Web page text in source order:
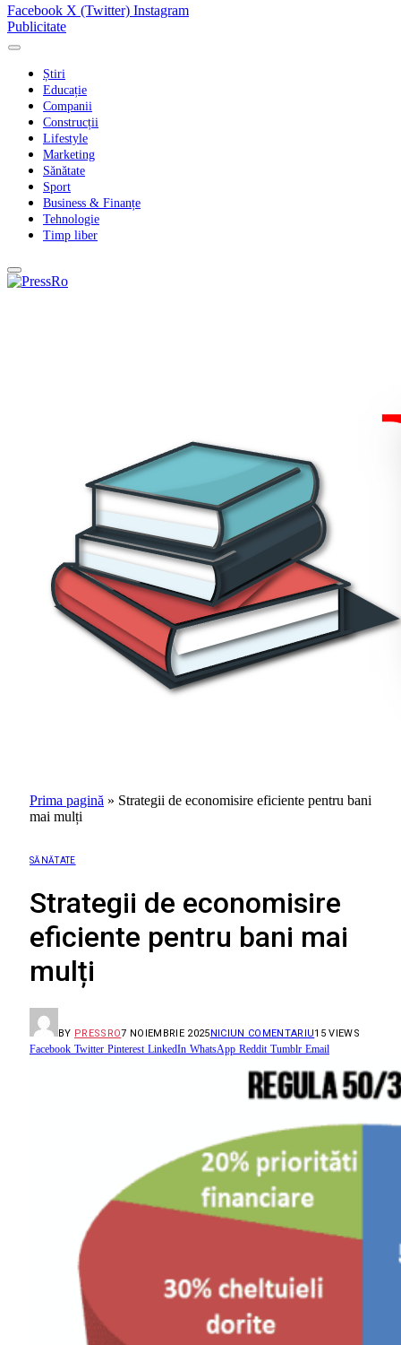
Facebook X (Twitter) Instagram
Publicitate
Știri
Educație
Companii
Construcții
Lifestyle
Marketing
Sănătate
Sport
Business & Finanțe
Tehnologie
Timp liber
Prima pagină » Strategii de economisire eficiente pentru bani
mai mulți
SĂNĂTATE
Strategii de economisire
eficiente pentru bani mai
mulți
BY PRESSRO7 NOIEMBRIE 2025NICIUN COMENTARIU15VIEWS
Facebook Twitter Pinterest LinkedIn WhatsApp Reddit Tumblr Email